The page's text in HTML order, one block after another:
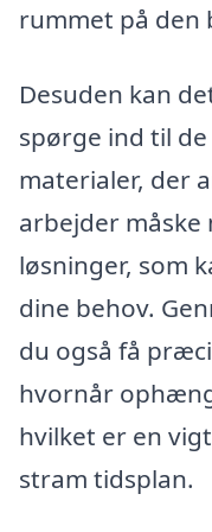
rummet på den
Desuden kan
spørge ind til
materialer, der
arbejder
løsninger, som
dine behov.
du også få
hvornår
hvilket er en
stram tidsplan.